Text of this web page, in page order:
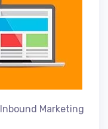
Inbound Marketing